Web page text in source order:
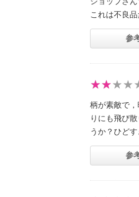
これは不良品
参
柄が素敵で
りにも飛び
うか？ひど
参